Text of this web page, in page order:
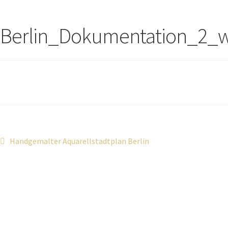
Handgemalter Aquarellstadtplan Berlin